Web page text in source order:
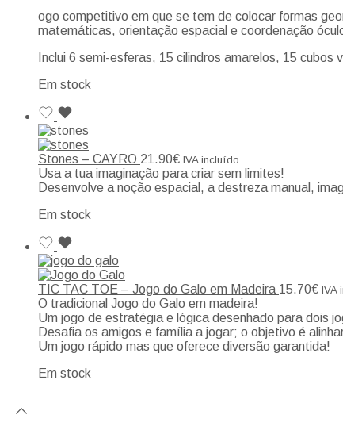
ogo competitivo em que se tem de colocar formas
matemáticas, orientação espacial e coordenação
Inclui 6 semi-esferas, 15 cilindros amarelos, 15
Em stock
Stones – CAYRO 21.90€ IVA incluído
Usa a tua imaginação para criar sem limites!
Desenvolve a noção espacial, a destreza manual,
Em stock
TIC TAC TOE – Jogo do Galo em Madeira 15.70€ IVA
O tradicional Jogo do Galo em madeira!
Um jogo de estratégia e lógica desenhado para dois
Desafia os amigos e família a jogar; o objetivo é
Um jogo rápido mas que oferece diversão garantida!
Em stock